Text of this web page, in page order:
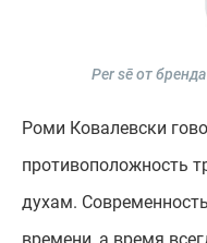
Per sē от
Роми Ковалевски
противоположность
духам.